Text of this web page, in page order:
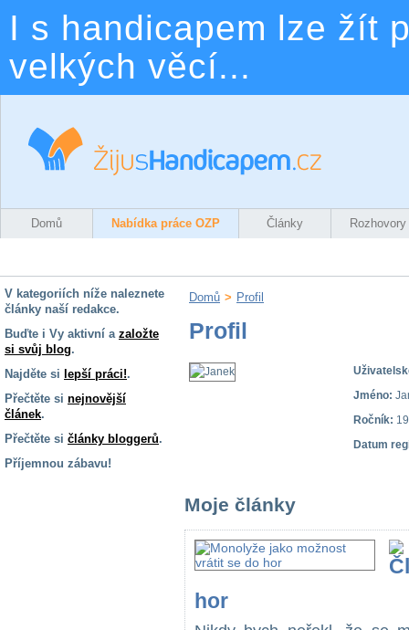
I s handicapem lze žít
velkých věcí...
Domů Nabídka práce OZP Články Rozhovory
V kategoriích níže naleznete
články naší redakce.
Buďte i Vy aktivní a založte
si svůj blog.
Najděte si lepší práci!.
Přečtěte si nejnovější
článek.
Přečtěte si články bloggerů.
Příjemnou zábavu!
Domů > Profil
Profil
Jméno:
Ročník:
Datum
Moje články
hor